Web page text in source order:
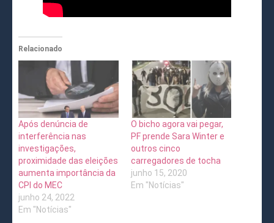
Relacionado
Após denúncia de
interferência nas
investigações,
proximidade das eleições
aumenta importância da
CPI do MEC
junho 24, 2022
Em "Notícias"
O bicho agora vai pegar,
PF prende Sara Winter e
outros cinco
carregadores de tocha
junho 15, 2020
Em "Notícias"